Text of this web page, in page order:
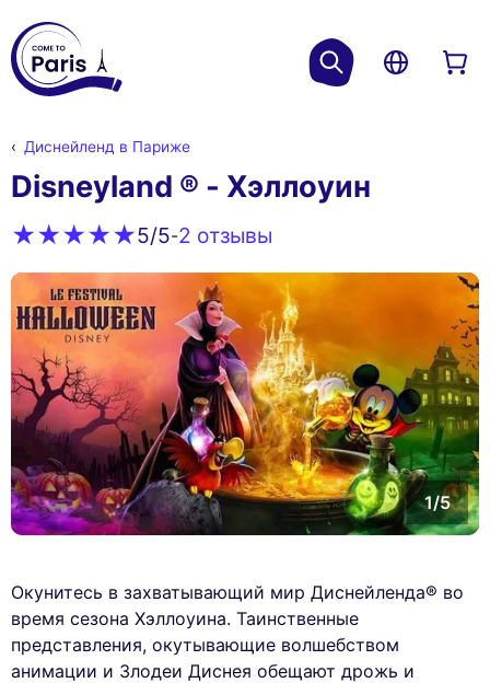
Диснейленд в Париже
Disneyland ® - Хэллоуин
5/5-2 oтзывы
1/5
Окунитесь в захватывающий мир Диснейленда® во
время сезона Хэллоуина. Таинственные
представления, окутывающие волшебством
анимации и Злодеи Диснея обещают дрожь и